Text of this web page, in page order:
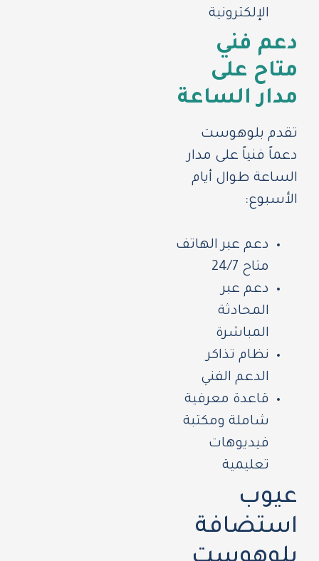
الإلكترونية
دعم فني
متاح على
مدار الساعة
تقدم بلوهوست
دعماً فنياً على مدار
الساعة طوال أيام
الأسبوع:
دعم عبر الهاتف
متاح 24/7
دعم عبر
المحادثة
المباشرة
نظام تذاكر
الدعم الفني
قاعدة معرفية
شاملة ومكتبة
فيديوهات
تعليمية
عيوب
استضافة